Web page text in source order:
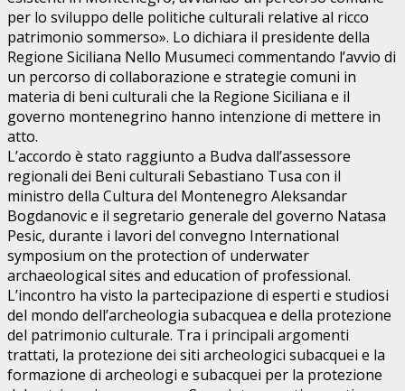
per lo sviluppo delle politiche culturali relative al ricco
patrimonio sommerso». Lo dichiara il presidente della
Regione Siciliana Nello Musumeci commentando l’avvio di
un percorso di collaborazione e strategie comuni in
materia di beni culturali che la Regione Siciliana e il
governo montenegrino hanno intenzione di mettere in
atto.
L’accordo è stato raggiunto a Budva dall’assessore
regionali dei Beni culturali Sebastiano Tusa con il
ministro della Cultura del Montenegro Aleksandar
Bogdanovic e il segretario generale del governo Natasa
Pesic, durante i lavori del convegno International
symposium on the protection of underwater
archaeological sites and education of professional.
L’incontro ha visto la partecipazione di esperti e studiosi
del mondo dell’archeologia subacquea e della protezione
del patrimonio culturale. Tra i principali argomenti
trattati, la protezione dei siti archeologici subacquei e la
formazione di archeologi e subacquei per la protezione